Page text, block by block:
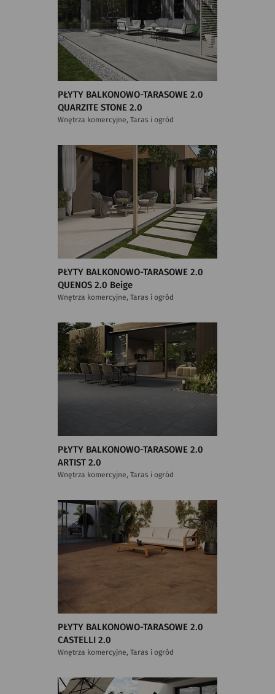
PŁYTY BALKONOWO-TARASOWE 2.0
QUARZITE STONE 2.0
Wnętrza komercyjne, Taras i ogród
PŁYTY BALKONOWO-TARASOWE 2.0
QUENOS 2.0 Beige
Wnętrza komercyjne, Taras i ogród
PŁYTY BALKONOWO-TARASOWE 2.0
ARTIST 2.0
Wnętrza komercyjne, Taras i ogród
PŁYTY BALKONOWO-TARASOWE 2.0
CASTELLI 2.0
Wnętrza komercyjne, Taras i ogród